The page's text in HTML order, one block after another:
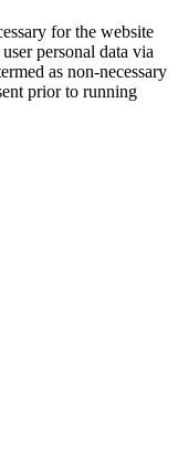
for the website
personal data via
as non-necessary
prior to running